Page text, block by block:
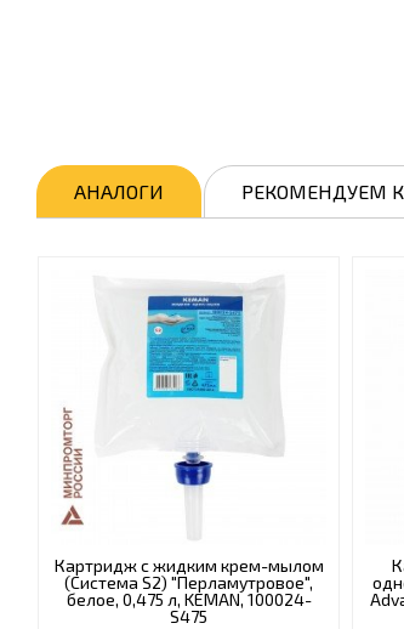
АНАЛОГИ РЕКОМЕНДУЕМ
Картридж с жидким крем-мылом
(Система S2) "Перламутровое",
белое, 0,475 л, KEMAN, 100024-
S475